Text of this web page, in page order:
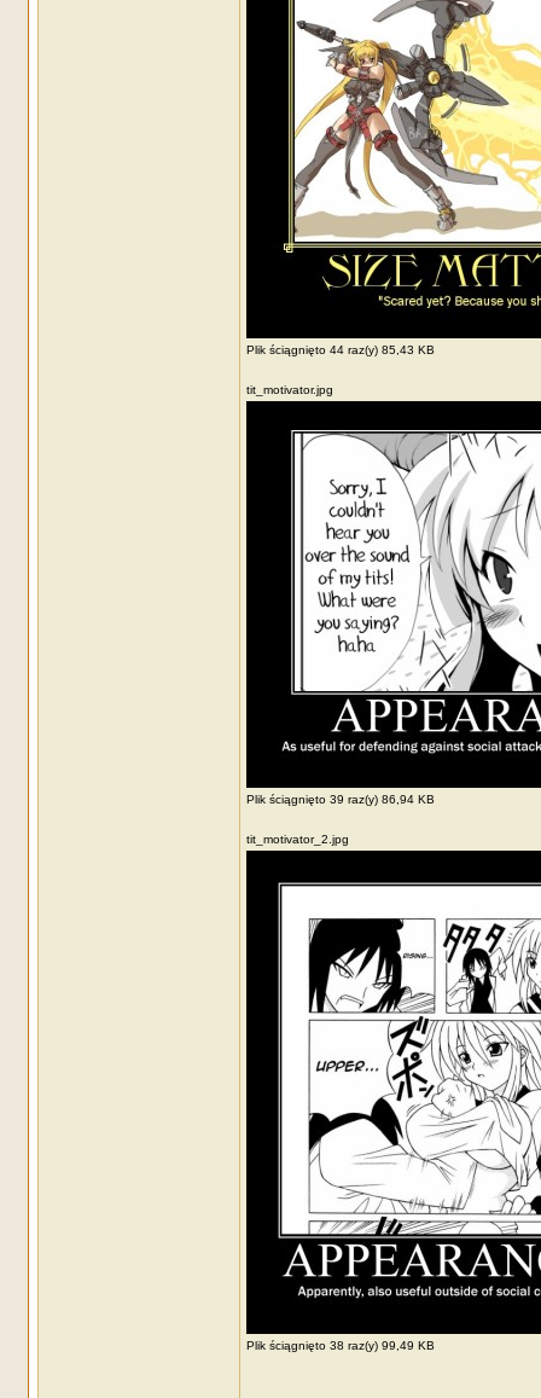
Plik ściągnięto 44 raz(y) 85,43 KB
tit_motivator.jpg
Plik ściągnięto 39 raz(y) 86,94 KB
tit_motivator_2.jpg
Plik ściągnięto 38 raz(y) 99,49 KB